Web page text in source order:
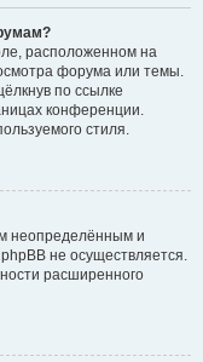
расположенном на
форума или темы.
по ссылке
конференции.
стиля.
неопределённым и
не осуществляется.
расширенного